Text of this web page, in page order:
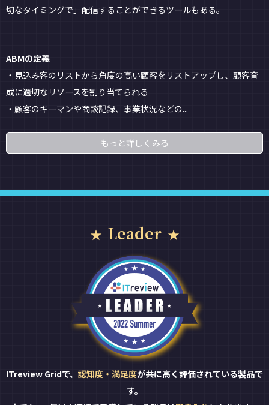
切なタイミングで」配信することができるツールもある。
ABMの定義
・見込み客のリストから角度の高い顧客をリストアップし、顧客育
成に適切なリソースを割り当てられる
・顧客のキーマンや商談記録、事業状況などの...
もっと詳しくみる
Leader
ITreview Gridで、 認知度・満足度が共に高く評価されている製品で
す。